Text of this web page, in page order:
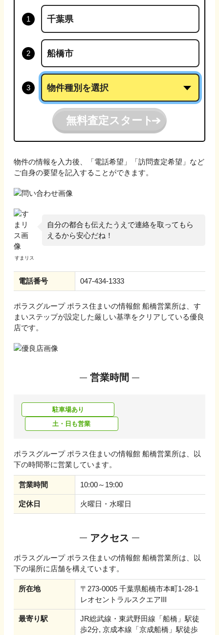
無料査定スタート
物件の情報を入力後、「電話希望」「訪問査定希望」など
ご自身の要望を記入することができます。
自分の都合も伝えたうえで連絡を取ってもら
えるから安心だね！
電話番号 047-434-1333
ポラスグループ ポラス住まいの情報館 船橋営業所は、す
まいステップが設定した厳しい基準をクリアしている優良
店です。
営業時間
駐車場あり
土・日も営業
ポラスグループ ポラス住まいの情報館 船橋営業所は、以
下の時間帯に営業しています。
営業時間 10:00～19:00
定休日 火曜日・水曜日
アクセス
ポラスグループ ポラス住まいの情報館 船橋営業所は、以
下の場所に店舗を構えています。
所在地
〒273-0005 千葉県船橋市本町1-28-1
レオセントラルスクエアIII
最寄り駅
JR総武線・東武野田線「船橋」駅徒
歩2分, 京成本線「京成船橋」駅徒歩